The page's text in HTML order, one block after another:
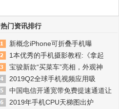
热门资讯排行
新概念iPhone可折叠手机曝
1本优秀的手机摄影教程:《拿起
宝骏新款“买菜车”亮相，外观神
2019Q2全球手机视频应用吸
中国电信开通宽带免费提速通道让
2019年手机CPU天梯图出炉